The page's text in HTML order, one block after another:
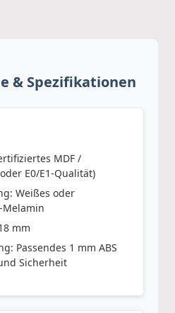
& Spezifikationen
MDF /
E0/E1-Qualität)
Weißes oder
Melamin
mm
Passendes 1 mm ABS
Sicherheit